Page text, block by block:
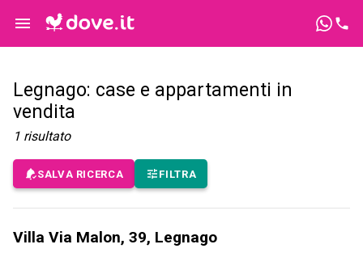
Legnago: case e appartamenti in
vendita
1 risultato
SALVA RICERCA FILTRA
Villa Via Malon, 39, Legnago